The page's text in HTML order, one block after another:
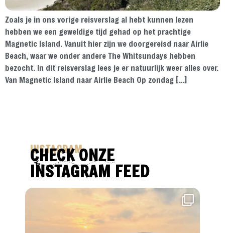
Zoals je in ons vorige reisverslag al hebt kunnen lezen
hebben we een geweldige tijd gehad op het prachtige
Magnetic Island. Vanuit hier zijn we doorgereisd naar Airlie
Beach, waar we onder andere The Whitsundays hebben
bezocht. In dit reisverslag lees je er natuurlijk weer alles over.
Van Magnetic Island naar Airlie Beach Op zondag […]
INSTAGRAM
CHECK ONZE
INSTAGRAM FEED